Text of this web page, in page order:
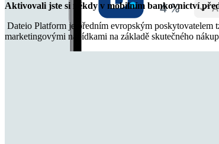
Aktivovali jste si někdy v mobilním bankovnictví
Dateio Platform je předním evropským
marketingovými nabídkami na základě skutečného